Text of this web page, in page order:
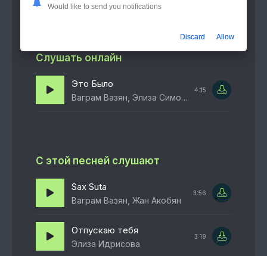
Слушать онлайн
Это Было
Ваграм Вазян, Элиза Симоне
4:15
С этой песней слушают
Sax Suta
Ваграм Вазян, Жан Акобян
3:56
Отпускаю тебя
Элиза Идрисова
3:19
Would like to send you notifications
Discard Allow